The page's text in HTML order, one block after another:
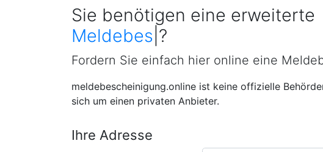
Sie benötigen eine erweiterte
Meldebescheinigung
Fordern Sie einfach hier online eine
meldebescheinigung.online ist keine offizielle
sich um einen privaten Anbieter.
Ihre Adresse